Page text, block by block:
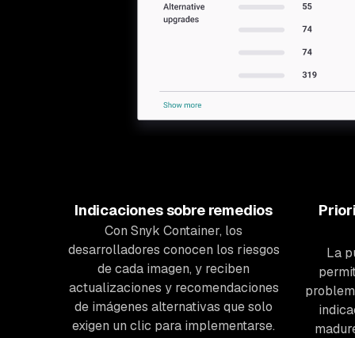
Indicaciones sobre remedios
Con Snyk Container, los
desarrolladores conocen los riesgos
de cada imagen, y reciben
actualizaciones y recomendaciones
de imágenes alternativas que solo
exigen un clic para implementarse.
La